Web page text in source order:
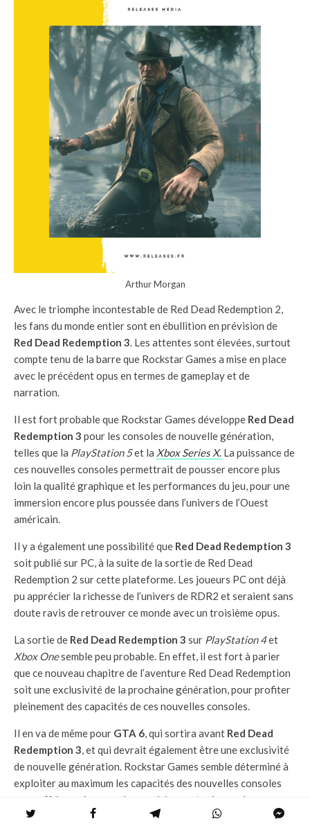
Arthur Morgan
Avec le triomphe incontestable de Red Dead Redemption 2,
les fans du monde entier sont en ébullition en prévision de
Red Dead Redemption 3. Les attentes sont élevées, surtout
compte tenu de la barre que Rockstar Games a mise en place
avec le précédent opus en termes de gameplay et de
narration.
Il est fort probable que Rockstar Games développe Red Dead
Redemption 3 pour les consoles de nouvelle génération,
telles que la PlayStation 5et la Xbox Series X. La puissance de
ces nouvelles consoles permettrait de pousser encore plus
loin la qualité graphique et les performances du jeu, pour une
immersion encore plus poussée dans l’univers de l’Ouest
américain.
Il y a également une possibilité que Red Dead Redemption 3
soit publié sur PC, à la suite de la sortie de Red Dead
Redemption 2 sur cette plateforme. Les joueurs PC ont déjà
pu apprécier la richesse de l’univers de RDR2 et seraient sans
doute ravis de retrouver ce monde avec un troisième opus.
La sortie de Red Dead Redemption 3 sur PlayStation 4et
Xbox Onesemble peu probable. En effet, il est fort à parier
que ce nouveau chapitre de l’aventure Red Dead Redemption
soit une exclusivité de la prochaine génération, pour profiter
pleinement des capacités de ces nouvelles consoles.
Il en va de même pour GTA 6, qui sortira avant Red Dead
Redemption 3, et qui devrait également être une exclusivité
de nouvelle génération. Rockstar Games semble déterminé à
exploiter au maximum les capacités des nouvelles consoles
pour offrir aux joueurs des expériences toujours plus
impressionnantes et immersives.